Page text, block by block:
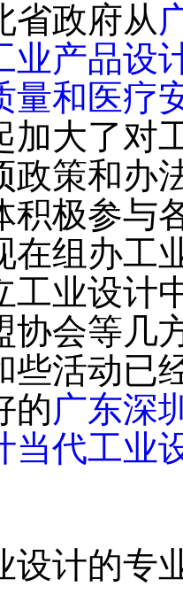
政府从
业产品设
量和医疗
加大了对
政策和办
积极参与
在组办工
工业设计
协会等几
些活动已
的广东深
当代工业
计的专业